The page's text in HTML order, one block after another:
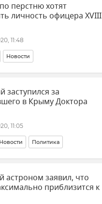
перстню хотят
личность офицера XVIII
11:48
Новости
заступился за
в Крыму Доктора
11:05
Новости Политика
астроном заявил, что
приблизится к